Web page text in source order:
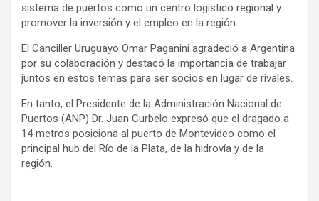
sistema de puertos como un centro logístico regional y
promover la inversión y el empleo en la región.
El Canciller Uruguayo Omar Paganini agradeció a Argentina
por su colaboración y destacó la importancia de trabajar
juntos en estos temas para ser socios en lugar de rivales.
En tanto, el Presidente de la Administración Nacional de
Puertos (ANP) Dr. Juan Curbelo expresó que el dragado a
14 metros posiciona al puerto de Montevideo como el
principal hub del Río de la Plata, de la hidrovía y de la
región.